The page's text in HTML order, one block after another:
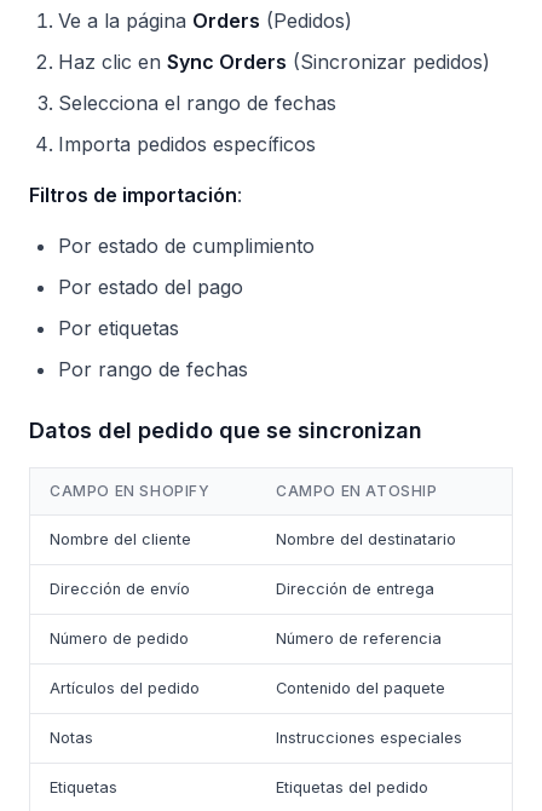
Ve a la página Orders (Pedidos)
Haz clic en Sync Orders (Sincronizar pedidos)
Selecciona el rango de fechas
Importa pedidos específicos
Filtros de importación:
Por estado de cumplimiento
Por estado del pago
Por etiquetas
Por rango de fechas
Datos del pedido que se sincronizan
CAMPO EN SHOPIFY CAMPO EN ATOSHIP
Nombre del cliente Nombre del destinatario
Dirección de envío Dirección de entrega
Número de pedido Número de referencia
Artículos del pedido Contenido del paquete
Notas Instrucciones especiales
Etiquetas Etiquetas del pedido